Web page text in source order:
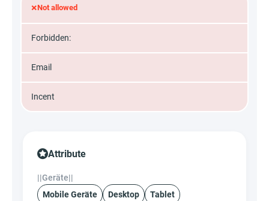
×Not allowed
Forbidden:
Email
Incent
Attribute
||Geräte||
Mobile Geräte
Desktop Tablet